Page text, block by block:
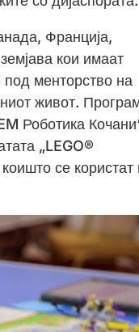
Франција,
кои имаат
менторство на
живот.
Роботика
„LEGO®
се користат